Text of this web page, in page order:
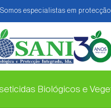
Somos especialistas em
Biológicos e